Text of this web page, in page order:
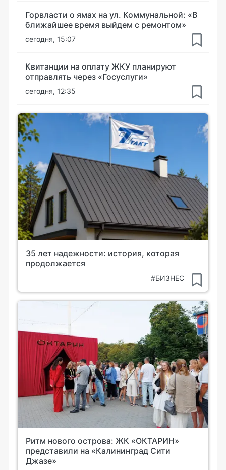
Горвласти о ямах на ул. Коммунальной: «В
ближайшее время выйдем с ремонтом»
сегодня, 15:07
Квитанции на оплату ЖКУ планируют
отправлять через «Госуслуги»
сегодня, 12:35
35 лет надежности: история, которая
продолжается
#БИЗНЕС
Ритм нового острова: ЖК «ОКТАРИН»
представили на «Калининград Сити
Джазе»